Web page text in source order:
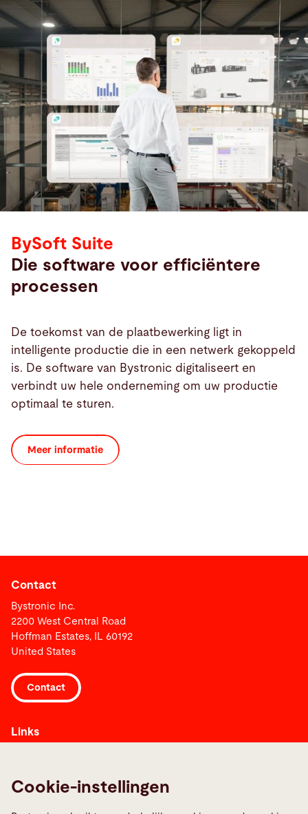
BySoft Suite
Die software voor efficiëntere
processen
De toekomst van de plaatbewerking ligt in
intelligente productie die in een netwerk gekoppeld
is. De software van Bystronic digitaliseert en
verbindt uw hele onderneming om uw productie
optimaal te sturen.
Meer informatie
Contact
Bystronic Inc.
2200 West Central Road
Hoffman Estates, IL 60192
United States
Contact
Links
Cookie-instellingen